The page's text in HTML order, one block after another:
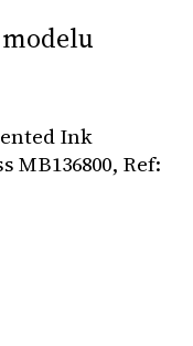
Ink
MB136800, Ref: